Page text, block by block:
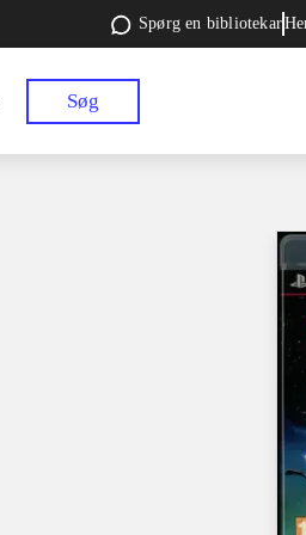
Spørg en bibliotekar
Søg